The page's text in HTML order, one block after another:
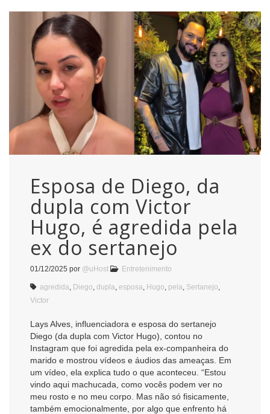
Esposa de Diego, da
dupla com Victor
Hugo, é agredida pela
ex do sertanejo
01/12/2025 por @uHost Entretenimento
agredida Diego dupla esposa Hugo pela Sertanejo
Victor
Lays Alves, influenciadora e esposa do sertanejo
Diego (da dupla com Victor Hugo), contou no
Instagram que foi agredida pela ex-companheira do
marido e mostrou vídeos e áudios das ameaças. Em
um vídeo, ela explica tudo o que aconteceu. “Estou
vindo aqui machucada, como vocês podem ver no
meu rosto e no meu corpo. Mas não só fisicamente,
também emocionalmente, por algo que enfrento há